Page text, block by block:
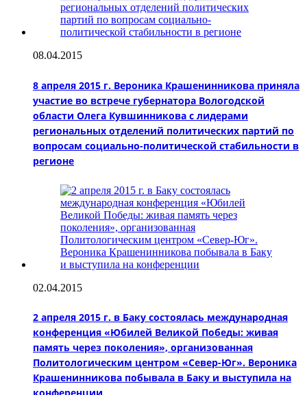
08.04.2015
8 апреля 2015 г. Вероника Крашенинникова приняла
участие во встрече губернатора Вологодской
области Олега Кувшинникова с лидерами
региональных отделений политических партий по
вопросам социально-политической стабильности в
регионе
02.04.2015
2 апреля 2015 г. в Баку состоялась международная
конференция «Юбилей Великой Победы: живая
память через поколения», организованная
Политологическим центром «Север-Юг». Вероника
Крашенинникова побывала в Баку и выступила на